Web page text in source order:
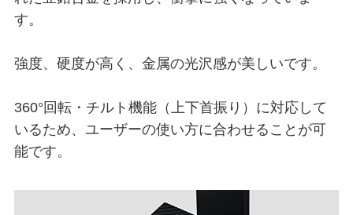
す。
強度、硬度が高く、金属の光沢感が美しいです。
360°回転・チルト機能（上下首振り）に対応して
いるため、ユーザーの使い方に合わせることが可
能です。